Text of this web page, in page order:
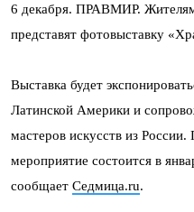
6 декабря. ПРАВМИР.
представят фотовыставку
Выставка будет
Латинской Америки и
мастеров искусств из России.
мероприятие состоится в
сообщает Седмица.ru.